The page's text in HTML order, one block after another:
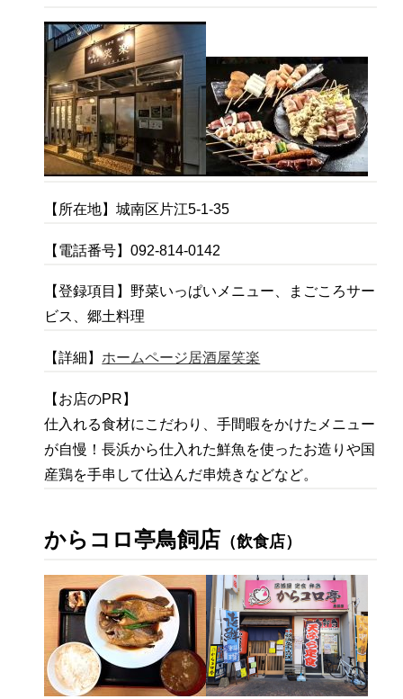
【所在地】城南区片江5-1-35
【電話番号】092-814-0142
【登録項目】野菜いっぱいメニュー、まごころサー
ビス、郷土料理
【詳細】 ホームページ居酒屋笑楽
【お店のPR】
仕入れる食材にこだわり、手間暇をかけたメニュー
が自慢！長浜から仕入れた鮮魚を使ったお造りや国
産鶏を手串して仕込んだ串焼きなどなど。
からコロ亭鳥飼店 （飲食店）